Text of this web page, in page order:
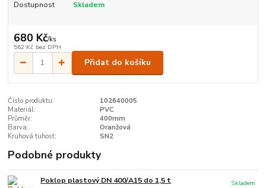
Dostupnost Skladem
680 Kč/ks
562 Kč bez DPH
Přidat do košíku
Číslo produktu:
102640005
Materiál:
PVC
Průměr:
400mm
Barva:
Oranžová
Kruhová tuhost:
SN2
Podobné produkty
Poklop plastový DN 400/A15 do 1,5 t
Skladem